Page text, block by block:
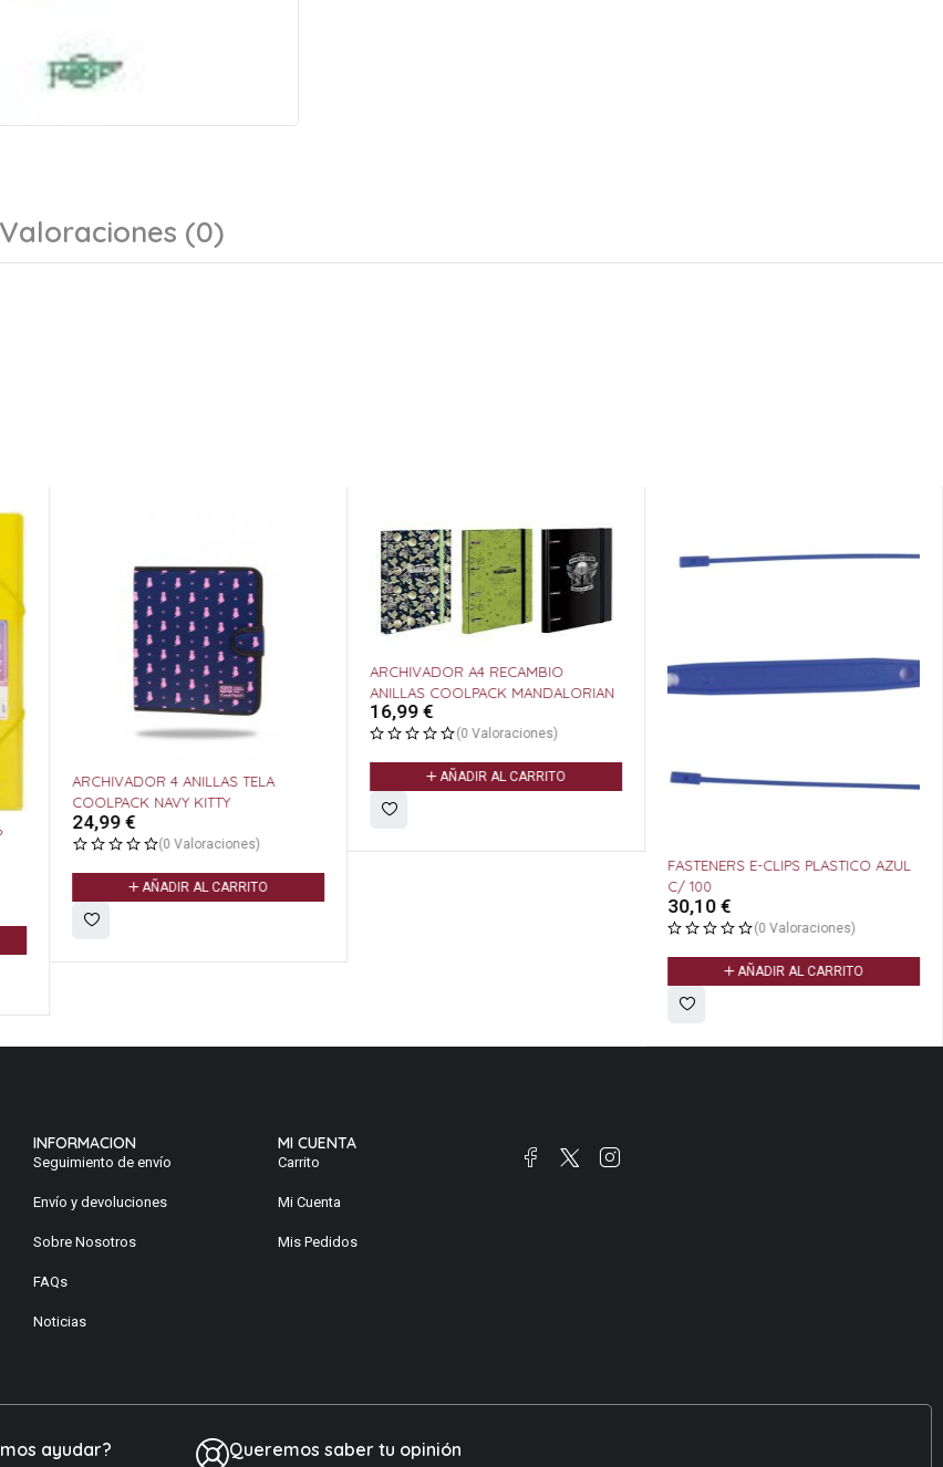
Valoraciones (0)
ARCHIVADOR 4 ANILLAS TELA
COOLPACK NAVY KITTY
24,99€
(0 Valoraciones)
AÑADIR AL CARRITO
ARCHIVADOR A4 RECAMBIO
ANILLAS COOLPACK MANDALORIAN
16,99€
(0 Valoraciones)
AÑADIR AL CARRITO
FASTENERS E-CLIPS PLASTICO AZUL
C/ 100
30,10€
(0 Valoraciones)
AÑADIR AL CARRITO
INFORMACION
Seguimiento de envío
Envío y devoluciones
Sobre Nosotros
FAQs
Noticias
MI CUENTA
Carrito
Mi Cuenta
Mis Pedidos
ayudar? Queremos saber tu opinión